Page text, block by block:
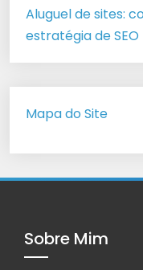
Aluguel de sites:
estratégia de SEO
Mapa do Site
Sobre Mim